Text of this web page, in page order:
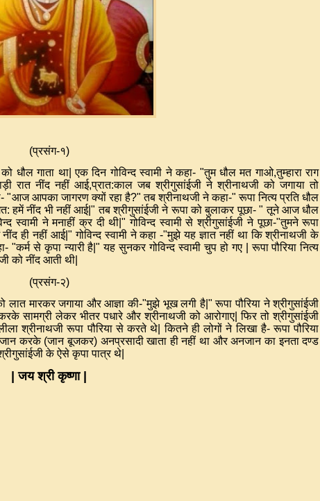
(प्रसंग-१)
को धौल गाता था|एक दिन गोविन्द स्वामी ने कहा- "तुम धौल मत गाओ,तुम्हारा राग
रात नींद नहीं आई,प्रात:काल जब श्रीगुसांईजी ने श्रीनाथजी को जगाया तो
- "आज आपका जागरण क्यों रहा है?"तब श्रीनाथजी ने कहा-"रूपा नित्य प्रति धौल
:हमें नींद भी नहीं आई|"तब श्रीगुसांईजी ने रूपा को बुलाकर पूछा- "तूने आज धौल
स्वामी ने मनाहीं क्र दी थी |"गोविन्द स्वामी से श्रीगुसांईजी ने पूछा-"तुमने रूपा
नींद ही नहीं आई|"गोविन्द स्वामी ने कहा-"मुझे यह ज्ञात नहीं था कि श्रीनाथजी के
- "कर्म से कृपा न्यारी है |"यह सुनकर गोविन्द स्वामी चुप हो गए |रूपा पौरिया नित्य
को नींद आती थी
(प्रसंग-२)
लात मारकर जगाया और आज्ञा की-"मुझे भूख लगी है|"रूपा पौरिया ने श्रीगुसांईजी
सामग्री लेकर भीतर पधारे और श्रीनाथजी को आरोगाए |फिर तो श्रीगुसांईजी
श्रीनाथजी रूपा पौरिया से करते थे |कितने ही लोगों ने लिखा है-रूपा पौरिया
जान करके (जान बूजकर) अनप्रसादी खाता ही नहीं था और अनजान का इनता दण्ड
के ऐसे कृपा पात्र थे
|जय श्री कृष्णा |